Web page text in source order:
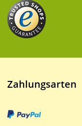
Zahlungsarten